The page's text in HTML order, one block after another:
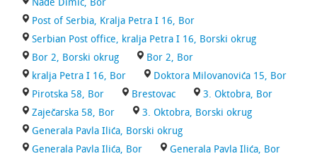
Nade Dimić, Bor
Post of Serbia, Kralja Petra I 16, Bor
Serbian Post office, kralja Petra I 16, Borski okrug
Bor 2, Borski okrug
Bor 2, Bor
kralja Petra I 16, Bor
Doktora Milovanovića 15, Bor
Pirotska 58, Bor
Brestovac
3. Oktobra, Bor
Zaječarska 58, Bor
3. Oktobra, Borski okrug
Generala Pavla Ilića, Borski okrug
Generala Pavla Ilića, Bor
Generala Pavla Ilića, Bor